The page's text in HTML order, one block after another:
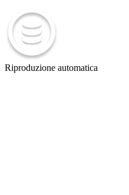
Riproduzione automatica